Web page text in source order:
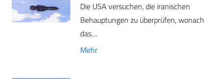
Die USA versuchen, die iranischen
Behauptungen zu überprüfen, wonach
das…
Mehr